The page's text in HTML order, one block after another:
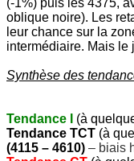
(-1%) puis les 4375,
oblique noire). Les
leur chance sur la
intermédiaire. Mais le
Synthèse des
Tendance I (à
Tendance TCT (à
(4115 – 4610) – biais